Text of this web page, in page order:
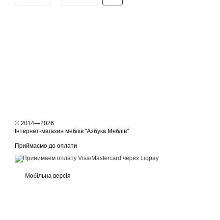
© 2014—2026
Інтернет-магазин меблів "Азбука Меблів"
Приймаємо до оплати
Мобільна версія